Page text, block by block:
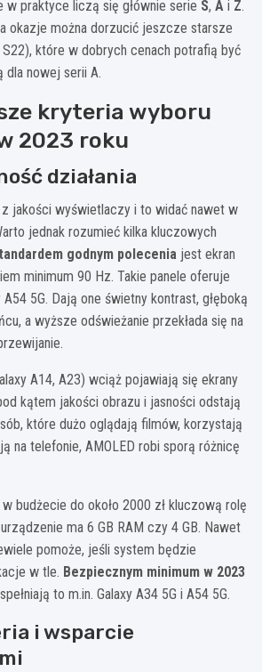
w praktyce liczą się głównie serie S, A i Z.
okazje można dorzucić jeszcze starsze
które w dobrych cenach potrafią być
dla nowej serii A.
kryteria wyboru
2023 roku
działania
z jakości wyświetlaczy i to widać nawet w
jednak rozumieć kilka kluczowych
godnym polecenia jest ekran
minimum 90 Hz. Takie panele oferuje
5G. Dają one świetny kontrast, głęboką
a wyższe odświeżanie przekłada się na
A14, A23) wciąż pojawiają się ekrany
kątem jakości obrazu i jasności odstają
które dużo oglądają filmów, korzystają
na telefonie, AMOLED robi sporą różnicę
budżecie do około 2000 zł kluczową rolę
ma 6 GB RAM czy 4 GB. Nawet
pomoże, jeśli system będzie
w tle. Bezpiecznym minimum w 2023
to m.in. Galaxy A34 5G i A54 5G.
i wsparcie